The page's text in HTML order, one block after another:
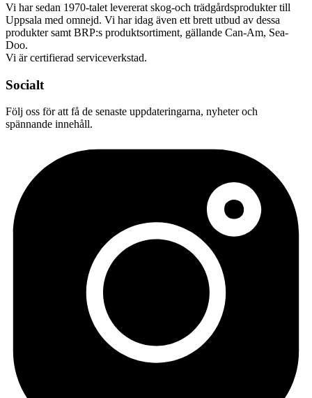
Vi har sedan 1970-talet levererat skog-och trädgårdsprodukter till
Uppsala med omnejd. Vi har idag även ett brett utbud av dessa
produkter samt BRP:s produktsortiment, gällande Can-Am, Sea-
Doo.
Vi är certifierad serviceverkstad.
Socialt
Följ oss för att få de senaste uppdateringarna, nyheter och
spännande innehåll.